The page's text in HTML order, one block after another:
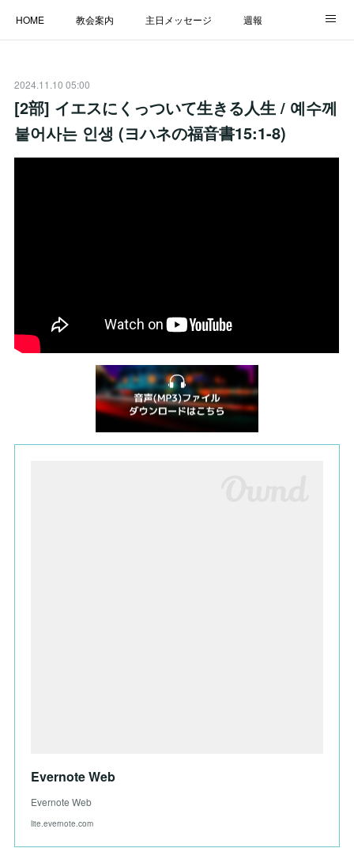
HOME 教会案内 主日メッセージ 週報
LINK
2024.11.10 05:00
[2部] イエスにくっついて生きる人生 / 예수께
붙어사는 인생 (ヨハネの福音書15:1-8)
Evernote Web
Evernote Web
lite.evernote.com